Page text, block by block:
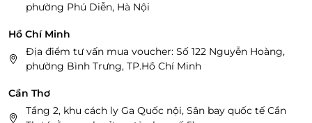
phường Phú Diễn, Hà Nội
Hồ Chí Minh
Địa điểm tư vấn mua voucher: Số 122 Nguyễn Hoàng,
phường Bình Trưng, TP.Hồ Chí Minh
Cần Thơ
Tầng 2, khu cách ly Ga Quốc nội, Sân bay quốc tế Cần